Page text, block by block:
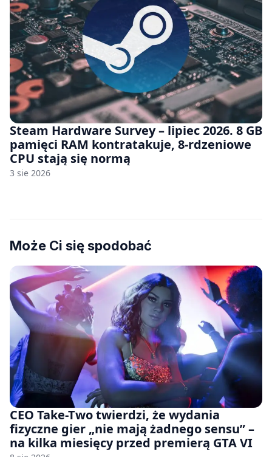
Steam Hardware Survey – lipiec 2026. 8 GB
pamięci RAM kontratakuje, 8-rdzeniowe
CPU stają się normą
3 sie 2026
Może Ci się spodobać
CEO Take-Two twierdzi, że wydania
fizyczne gier „nie mają żadnego sensu” –
na kilka miesięcy przed premierą GTA VI